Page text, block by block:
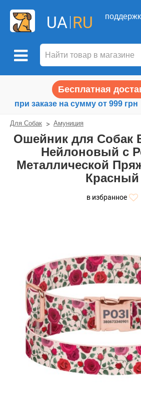
UA RU
Бесплатная
при заказе на сумму от 999 грн
Для Собак Амуниция
Ошейник для Собак
Нейлоновый с
Металлической
Красный
в избранное